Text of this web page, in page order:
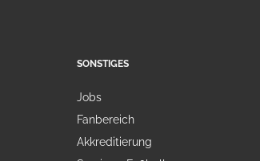
SONSTIGES
Jobs
Fanbereich
Akkreditierung